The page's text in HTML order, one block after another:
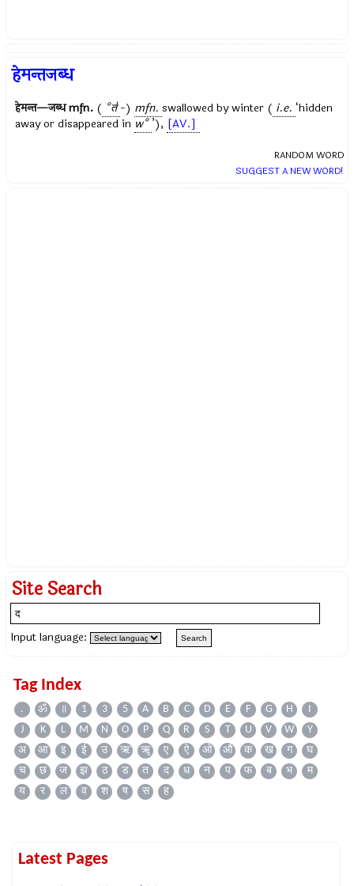
हेमन्तजब्ध
हेमन्त—जब्धmfn. ( °त॑ -) mfn. swallowed by winter ( i.e. ‘hidden
away or disappeared in w° ’), [AV.]
RANDOM WORD
SUGGEST A NEW WORD!
Site Search
Input language:
Tag Index
. ॐ ॥ 1 3 5 A B C D E F G H
I
J
K L M N O P Q R S T U V W
Y
अ
आ इ ई उ ऋ ॠ ए ऐ ओ औ क ख ग
घ
च
छ ज झ ठ ड त द ध न प फ ब भ
म
य
र ल व श ष स ह
Latest Pages